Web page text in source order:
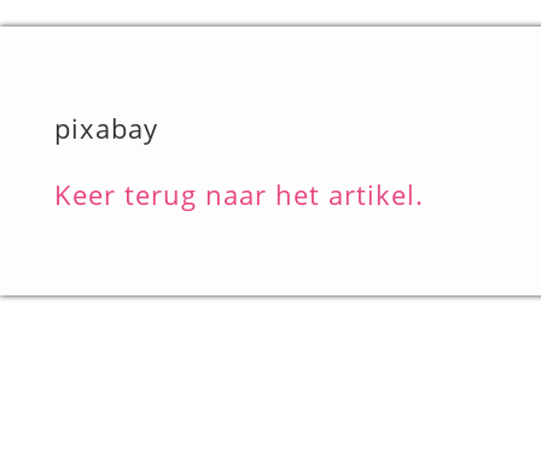
pixabay
Keer terug naar het artikel.